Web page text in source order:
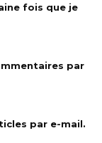
fois que je
par
par e-mail.